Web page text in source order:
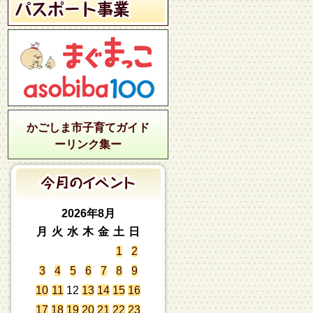
かごしま市子育てガイド
ーリンク集ー
2026年8月
月
火 水 木 金 土
日
1
2
3
4 5 6 7 8
9
10 11 12 13 14 15 16
17 18 19 20 21 22 23